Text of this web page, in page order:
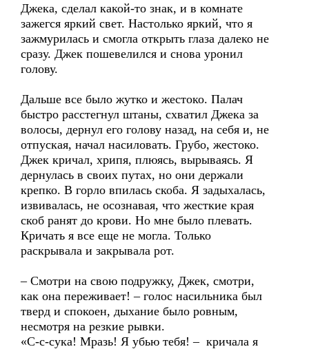
Джека, сделал какой-то знак, и в комнате
зажегся яркий свет. Настолько яркий, что я
зажмурилась и смогла открыть глаза далеко не
сразу. Джек пошевелился и снова уронил
голову.
Дальше все было жутко и жестоко. Палач
быстро расстегнул штаны, схватил Джека за
волосы, дернул его голову назад, на себя и, не
отпуская, начал насиловать. Грубо, жестоко.
Джек кричал, хрипя, плюясь, вырываясь. Я
дернулась в своих путах, но они держали
крепко. В горло впилась скоба. Я задыхалась,
извивалась, не осознавая, что жесткие края
скоб ранят до крови. Но мне было плевать.
Кричать я все еще не могла. Только
раскрывала и закрывала рот.
– Смотри на свою подружку, Джек, смотри,
как она переживает! – голос насильника был
тверд и спокоен, дыхание было ровным,
несмотря на резкие рывки.
«С-с-сука! Мразь! Я убью тебя! – кричала я